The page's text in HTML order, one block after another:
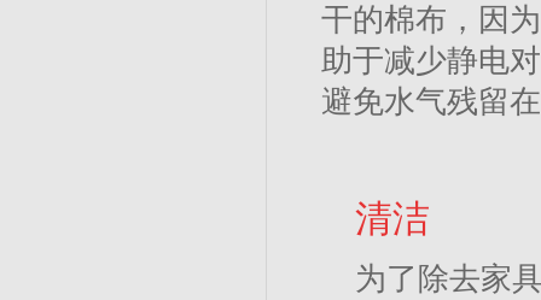
干的棉布，因
助于减少静电
避免水气残留
清洁
为了除去家